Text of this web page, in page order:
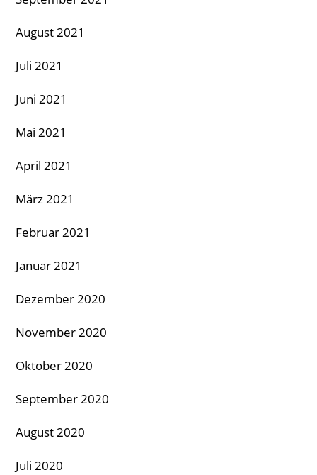
August 2021
Juli 2021
Juni 2021
Mai 2021
April 2021
März 2021
Februar 2021
Januar 2021
Dezember 2020
November 2020
Oktober 2020
September 2020
August 2020
Juli 2020